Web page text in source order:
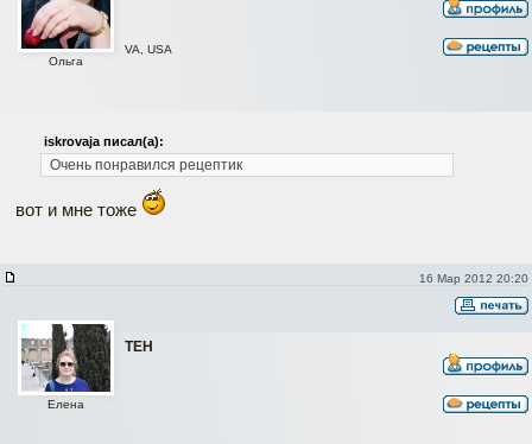
Ольга
VA, USA
iskrovaja писал(а):
Очень понравился рецептик
вот и мне тоже
16 Мар 2012 20:20
ТЕН
Елена